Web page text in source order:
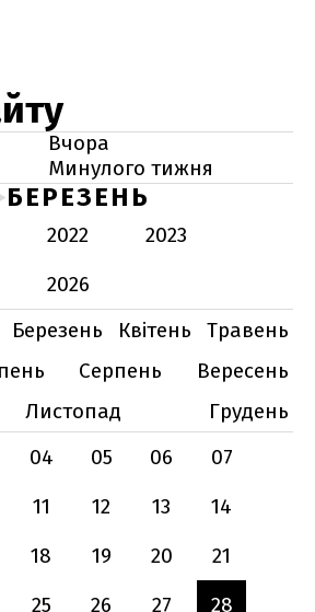
Вчора
Минулого тижня
БЕРЕЗЕНЬ
2022
2023
2026
Березень Квітень
Травень
Серпень
Вересень
Листопад
Грудень
04 05 06
07
11 12 13
14
18 19 20
21
25 26 27
28